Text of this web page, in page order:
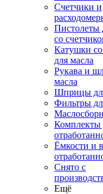
Счетчики и
Пистолеты
со
Катушки
для масла
Рукава и
масла
Шприцы
Фильтры
Комплекты
Ёмкости и
Снято с
Ещё